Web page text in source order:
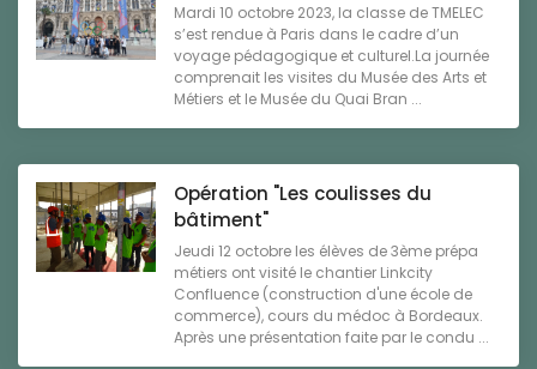
Mardi 10 octobre 2023, la classe de TMELEC
s’est rendue à Paris dans le cadre d’un
voyage pédagogique et culturel.La journée
comprenait les visites du Musée des Arts et
Métiers et le Musée du Quai Bran ...
Opération "Les coulisses du
bâtiment"
Jeudi 12 octobre les élèves de 3ème prépa
métiers ont visité le chantier Linkcity
Confluence (construction d'une école de
commerce), cours du médoc à Bordeaux.
Après une présentation faite par le condu ...